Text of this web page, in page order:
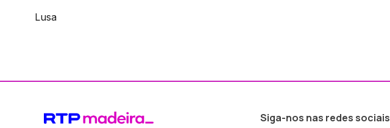
Lusa
Siga-nos nas redes sociais